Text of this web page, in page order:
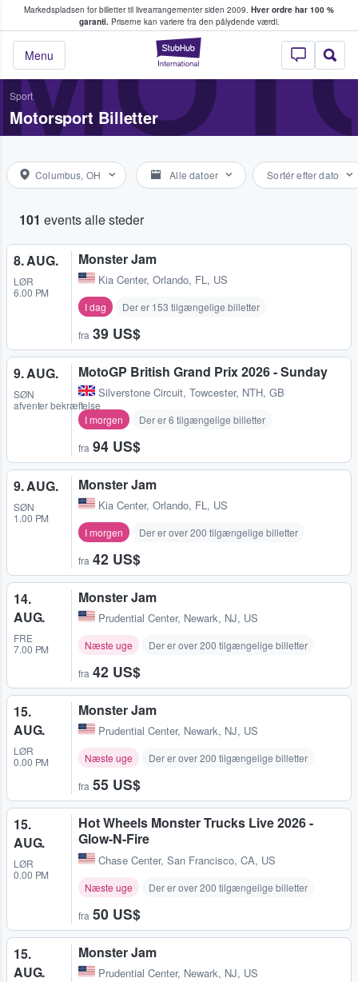
Markedspladsen for billetter til livearrangementer siden 2009. Hver ordre har 100 %
garanti.Priserne kan variere fra den pålydende værdi.
StubHub - Hvor
Menu
køber og sælger billetter
Sport
Motorsport Billetter
Columbus, OH Alle datoer Sortér efter dato
101 events alle steder
8. AUG.
LØR
6.00 PM
Monster Jam
Kia Center, Orlando, FL, US
I dag Der er 153 tilgængelige billetter
fra 39 US$
9. AUG.
SØN
afventer bekræftelse
MotoGP British Grand Prix 2026 - Sunday
Silverstone Circuit, Towcester, NTH, GB
I morgen Der er 6 tilgængelige billetter
fra 94 US$
9. AUG.
SØN
1.00 PM
Monster Jam
Kia Center, Orlando, FL, US
I morgen Der er over 200 tilgængelige billetter
fra 42 US$
14.
AUG.
FRE
7.00 PM
Monster Jam
Prudential Center, Newark, NJ, US
Næste uge Der er over 200 tilgængelige billetter
fra 42 US$
15.
AUG.
LØR
0.00 PM
Monster Jam
Prudential Center, Newark, NJ, US
Næste uge Der er over 200 tilgængelige billetter
fra 55 US$
15.
AUG.
LØR
0.00 PM
Hot Wheels Monster Trucks Live 2026 -
Glow-N-Fire
Chase Center, San Francisco, CA, US
Næste uge Der er over 200 tilgængelige billetter
fra 50 US$
15.
AUG.
Monster Jam
Prudential Center, Newark, NJ, US